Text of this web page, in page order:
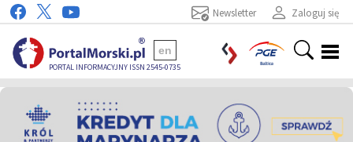
Zaloguj się
Newsletter
PORTAL INFORMACYJNY ISSN 2545-0735
en